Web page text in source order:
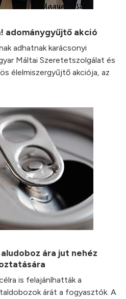
adománygyűjtő akció
adhatnak karácsonyi
Máltai Szeretetszolgálat és
élelmiszergyűjtő akciója, az
ára jut nehéz
is felajánlhatták a
árát a fogyasztók. A